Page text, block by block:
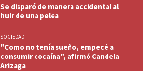
Se disparó de manera accidental al
huir de una pelea
SOCIEDAD
"Como no tenía sueño, empecé a
consumir cocaína", afirmó Candela
Arizaga